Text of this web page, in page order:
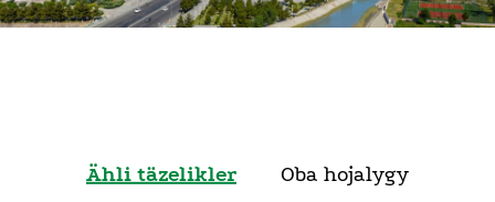
Ähli täzelikler
Oba hojalygy